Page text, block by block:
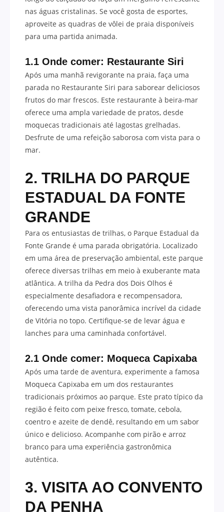
nas águas cristalinas. Se você gosta de esportes,
aproveite as quadras de vôlei de praia disponíveis
para uma partida animada.
1.1 Onde comer: Restaurante Siri
Após uma manhã revigorante na praia, faça uma
parada no Restaurante Siri para saborear deliciosos
frutos do mar frescos. Este restaurante à beira-mar
oferece uma ampla variedade de pratos, desde
moquecas tradicionais até lagostas grelhadas.
Desfrute de uma refeição saborosa com vista para o
mar.
2. TRILHA DO PARQUE
ESTADUAL DA FONTE
GRANDE
Para os entusiastas de trilhas, o Parque Estadual da
Fonte Grande é uma parada obrigatória. Localizado
em uma área de preservação ambiental, este parque
oferece diversas trilhas em meio à exuberante mata
atlântica. A trilha da Pedra dos Dois Olhos é
especialmente desafiadora e recompensadora,
oferecendo uma vista panorâmica incrível da cidade
de Vitória no topo. Certifique-se de levar água e
lanches para uma caminhada confortável.
2.1 Onde comer: Moqueca Capixaba
Após uma tarde de aventura, experimente a famosa
Moqueca Capixaba em um dos restaurantes
tradicionais próximos ao parque. Este prato típico da
região é feito com peixe fresco, tomate, cebola,
coentro e azeite de dendê, resultando em um sabor
único e delicioso. Acompanhe com pirão e arroz
branco para uma experiência gastronômica
autêntica.
3. VISITA AO CONVENTO
DA PENHA